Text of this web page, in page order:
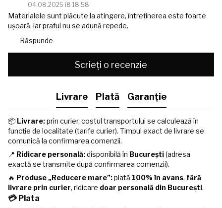
04.08.2025 î8 18:58
Materialele sunt plăcute la atingere, întreținerea este foarte
ușoară, iar praful nu se adună repede.
Răspunde
Scrieți o recenzie
Livrare Plată Garanție
📦 Livrare:prin curier, costul transportului se calculează în
funcție de localitate (tarife curier). Timpul exact de livrare se
comunică la confirmarea comenzii.
📍 Ridicare personală:disponibilă în București(adresa
exactă se transmite după confirmarea comenzii).
🔥 Produse „Reducere mare”:plată 100% în avans, fără
livrare prin curier, ridicare doar personală din București.
💳 Plata